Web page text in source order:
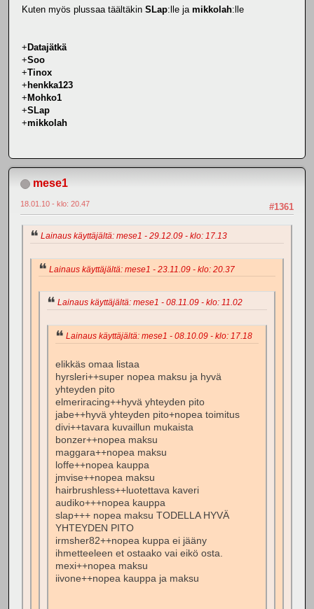
Kuten myös plussaa täältäkin SLap:lle ja mikkolah:lle
+ Datajätkä
+Soo
+Tinox
+ henkka123
+ Mohko1
+SLap
+mikkolah
mese1
#1361
18.01.10 - klo: 20.47
Lainaus käyttäjältä: mese1 - 29.12.09 - klo: 17.13
Lainaus käyttäjältä: mese1 - 23.11.09 - klo: 20.37
Lainaus käyttäjältä: mese1 - 08.11.09 - klo: 11.02
Lainaus käyttäjältä: mese1 - 08.10.09 - klo: 17.18
elikkäs omaa listaa
hyrsleri++super nopea maksu ja hyvä
yhteyden pito
elmeriracing++hyvä yhteyden pito
jabe++hyvä yhteyden pito+nopea toimitus
divi++tavara kuvaillun mukaista
bonzer++nopea maksu
maggara++nopea maksu
loffe++nopea kauppa
jmvise++nopea maksu
hairbrushless++luotettava kaveri
audiko+++nopea kauppa
slap+++ nopea maksu TODELLA HYVÄ
YHTEYDEN PITO
irmsher82++nopea kuppa ei jääny
ihmetteeleen et ostaako vai eikö osta.
mexi++nopea maksu
iivone++nopea kauppa ja maksu